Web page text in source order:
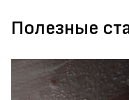
Полезные